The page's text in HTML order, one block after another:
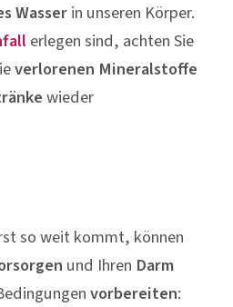
Wasserin unseren Körper.
erlegen sind, achten Sie
verlorenen Mineralstoffe
wieder
so weit kommt, können
und Ihren Darm
vorbereiten: